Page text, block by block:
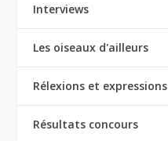
Interviews
Les oiseaux d'ailleurs
Rélexions et expressions
Résultats concours